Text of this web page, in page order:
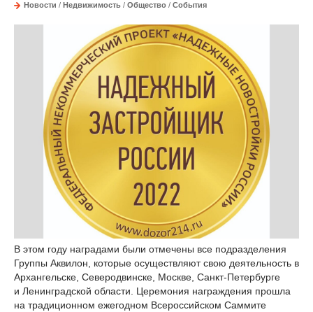
Новости / Недвижимость / Общество / События
В этом году наградами были отмечены все подразделения
Группы Аквилон, которые осуществляют свою деятельность в
Архангельске, Северодвинске, Москве, Санкт-Петербурге
и Ленинградской области. Церемония награждения прошла
на традиционном ежегодном Всероссийском Саммите